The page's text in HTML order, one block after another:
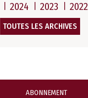
2024 2023 2022
TOUTES LES ARCHIVES
ABONNEMENT